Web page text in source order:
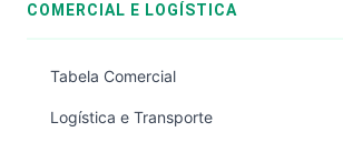
COMERCIAL E LOGÍSTICA
Tabela Comercial
Logística e Transporte